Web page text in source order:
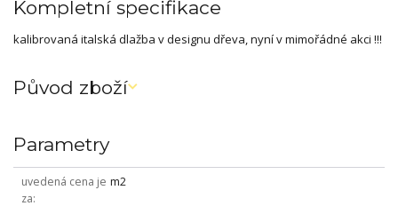
Kompletní specifikace
kalibrovaná italská dlažba v designu dřeva, nyní v mimořádné akci !!!
Původ zboží
Parametry
uvedená cena je
za
m2